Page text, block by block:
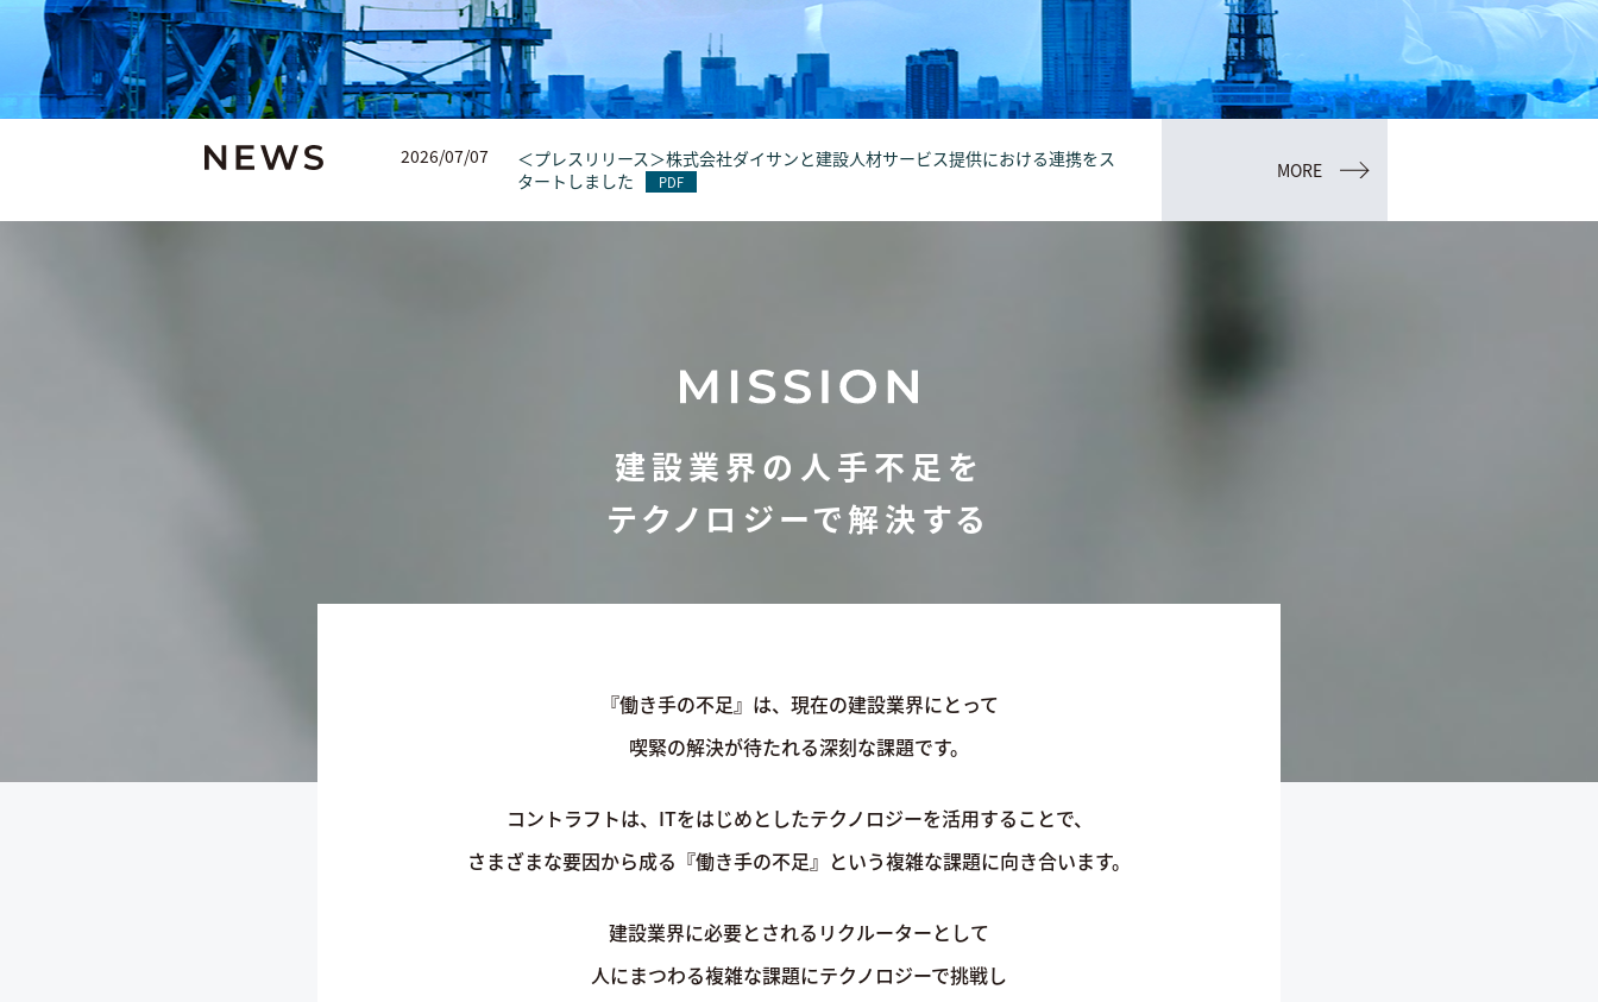
2026/07/07
＜プレスリリース＞株式会社ダイサンと建設人材サービス提供における連携をス
タートしました
MORE
建設業界の人手不足を
テクノロジーで解決する
『働き手の不足』は、現在の建設業界にとって
喫緊の解決が待たれる深刻な課題です。
コントラフトは、ITをはじめとしたテクノロジーを活用することで、
さまざまな要因から成る『働き手の不足』という複雑な課題に向き合います。
建設業界に必要とされるリクルーターとして
人にまつわる複雑な課題にテクノロジーで挑戦し